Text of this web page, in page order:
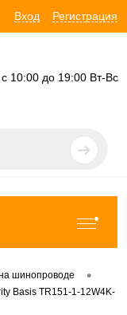
Вход Регистрация
с 10:00 до 19:00 Вт-Вс
шинопроводе •
Basis TR151-1-12W4K-